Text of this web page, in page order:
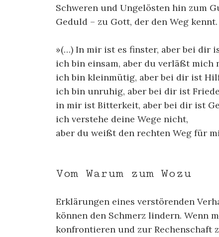
Schweren und Ungelösten hin zum
Geduld – zu Gott, der den Weg kennt.
»(…) In mir ist es finster, aber bei dir
ich bin einsam, aber du verläßt mich
ich bin kleinmütig, aber bei dir ist
ich bin unruhig, aber bei dir ist
in mir ist Bitterkeit, aber bei dir ist
ich verstehe deine Wege nicht,
aber du weißt den rechten Weg für
Vom Warum zum Wozu
Erklärungen eines verstörenden
können den Schmerz lindern. Wenn
konfrontieren und zur Rechenschaft